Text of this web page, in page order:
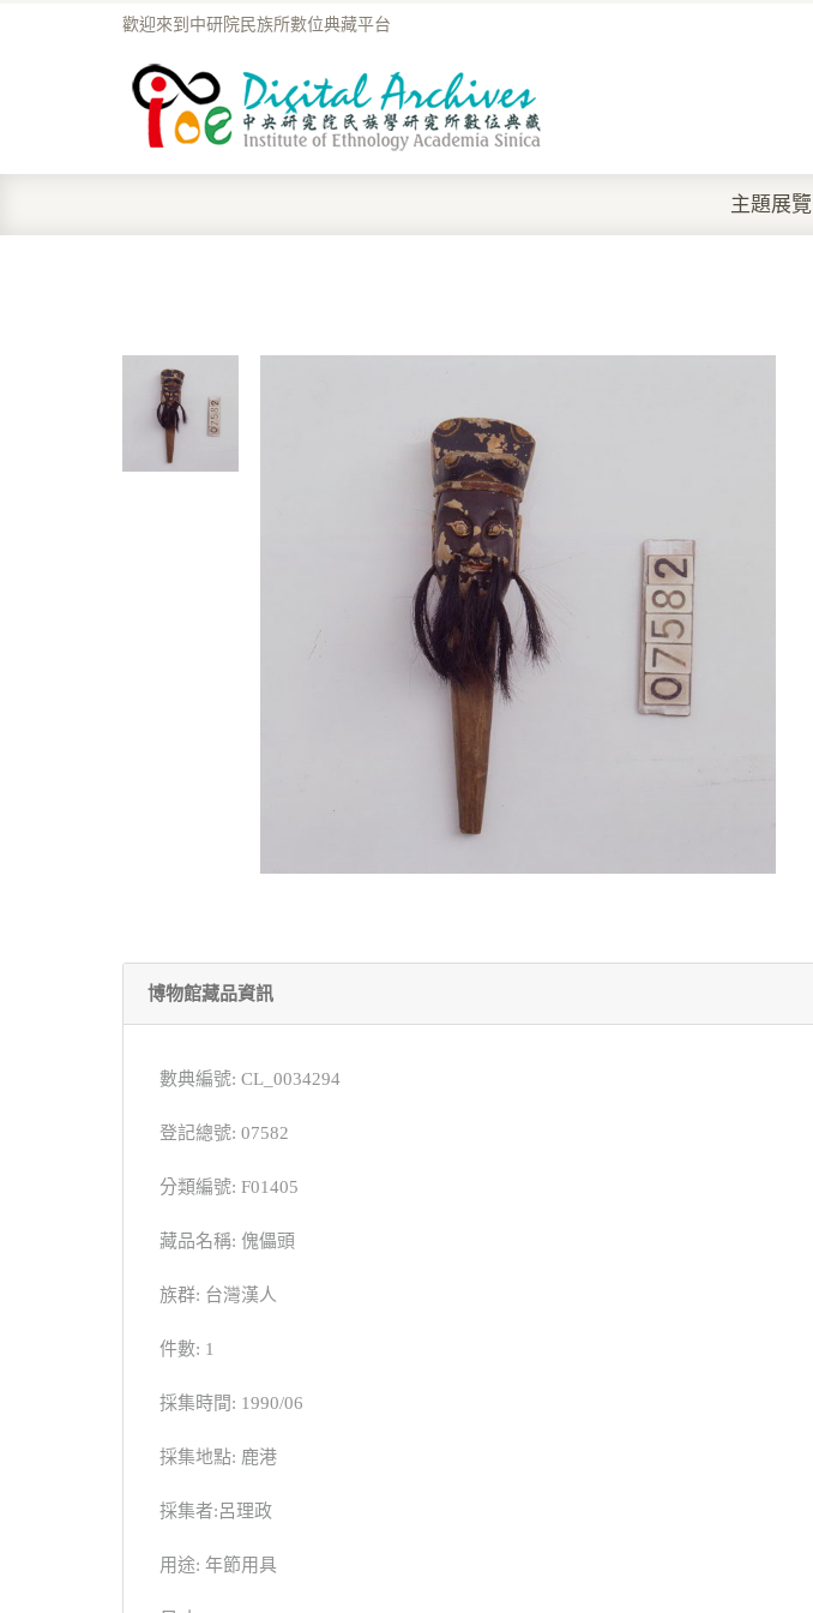
歡迎來到中研院民族所數位典藏平台
主題展覽
博物館藏品資訊
數典編號: CL_0034294
登記總號: 07582
分類編號: F01405
藏品名稱: 傀儡頭
族群: 台灣漢人
件數: 1
採集時間: 1990/06
採集地點: 鹿港
採集者:呂理政
用途: 年節用具